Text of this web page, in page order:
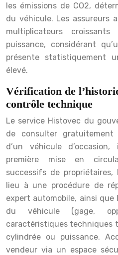
les émissions de CO2,
du véhicule. Les assureurs
multiplicateurs
puissance, considérant
présente statistiquement
élevé.
Vérification de
contrôle technique
Le service Histovec du
de consulter gratuitement
d’un véhicule
première mise en
successifs de
lieu à une procédure de
expert automobile, ainsi
du véhicule (gage,
caractéristiques techniques
cylindrée ou puissance.
vendeur via un espace